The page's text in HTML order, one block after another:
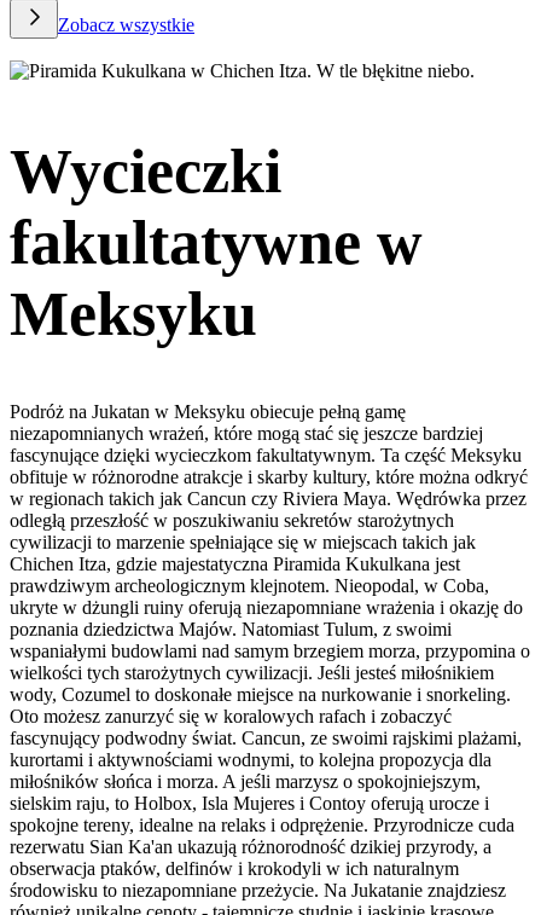
Zobacz wszystkie
Wycieczki
fakultatywne w
Meksyku
Podróż na Jukatan w Meksyku obiecuje pełną gamę
niezapomnianych wrażeń, które mogą stać się jeszcze bardziej
fascynujące dzięki wycieczkom fakultatywnym. Ta część Meksyku
obfituje w różnorodne atrakcje i skarby kultury, które można odkryć
w regionach takich jak Cancun czy Riviera Maya. Wędrówka przez
odległą przeszłość w poszukiwaniu sekretów starożytnych
cywilizacji to marzenie spełniające się w miejscach takich jak
Chichen Itza, gdzie majestatyczna Piramida Kukulkana jest
prawdziwym archeologicznym klejnotem. Nieopodal, w Coba,
ukryte w dżungli ruiny oferują niezapomniane wrażenia i okazję do
poznania dziedzictwa Majów. Natomiast Tulum, z swoimi
wspaniałymi budowlami nad samym brzegiem morza, przypomina o
wielkości tych starożytnych cywilizacji. Jeśli jesteś miłośnikiem
wody, Cozumel to doskonałe miejsce na nurkowanie i snorkeling.
Oto możesz zanurzyć się w koralowych rafach i zobaczyć
fascynujący podwodny świat. Cancun, ze swoimi rajskimi plażami,
kurortami i aktywnościami wodnymi, to kolejna propozycja dla
miłośników słońca i morza. A jeśli marzysz o spokojniejszym,
sielskim raju, to Holbox, Isla Mujeres i Contoy oferują urocze i
spokojne tereny, idealne na relaks i odprężenie. Przyrodnicze cuda
rezerwatu Sian Ka'an ukazują różnorodność dzikiej przyrody, a
obserwacja ptaków, delfinów i krokodyli w ich naturalnym
środowisku to niezapomniane przeżycie. Na Jukatanie znajdziesz